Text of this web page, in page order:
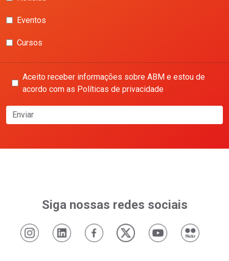
Eventos
Cursos
Aceito receber informações sobre ABM e estou de
acordo com as Políticas de privacidade
Enviar
Siga nossas redes sociais